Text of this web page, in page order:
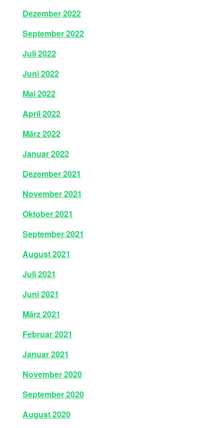
Dezember 2022
September 2022
Juli 2022
Juni 2022
Mai 2022
April 2022
März 2022
Januar 2022
Dezember 2021
November 2021
Oktober 2021
September 2021
August 2021
Juli 2021
Juni 2021
März 2021
Februar 2021
Januar 2021
November 2020
September 2020
August 2020